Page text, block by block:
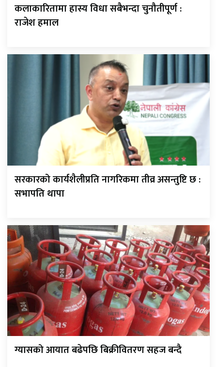
कलाकारितामा हास्य विधा सबैभन्दा चुनौतीपूर्ण :
राजेश हमाल
सरकारको कार्यशैलीप्रति नागरिकमा तीव्र असन्तुष्टि छ :
सभापति थापा
ग्यासको आयात बढेपछि बिक्रीवितरण सहज बन्दै